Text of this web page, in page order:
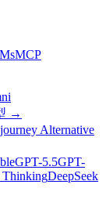
MCP
→
Alternative
GPT-5.5GPT-
ThinkingDeepSeek